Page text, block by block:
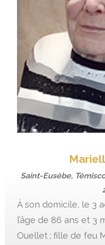
Saint-Eusèbe,
À son domicile, le 3
l’âge de 86 ans et 3
Ouellet ; fille de feu